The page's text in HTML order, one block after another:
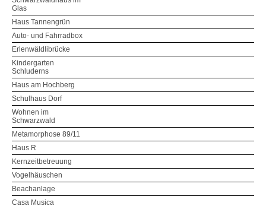
Glas
Haus Tannengrün
Auto- und Fahrradbox
Erlenwäldlibrücke
Kindergarten
Schluderns
Haus am Hochberg
Schulhaus Dorf
Wohnen im
Schwarzwald
Metamorphose 89/11
Haus R
Kernzeitbetreuung
Vogelhäuschen
Beachanlage
Casa Musica